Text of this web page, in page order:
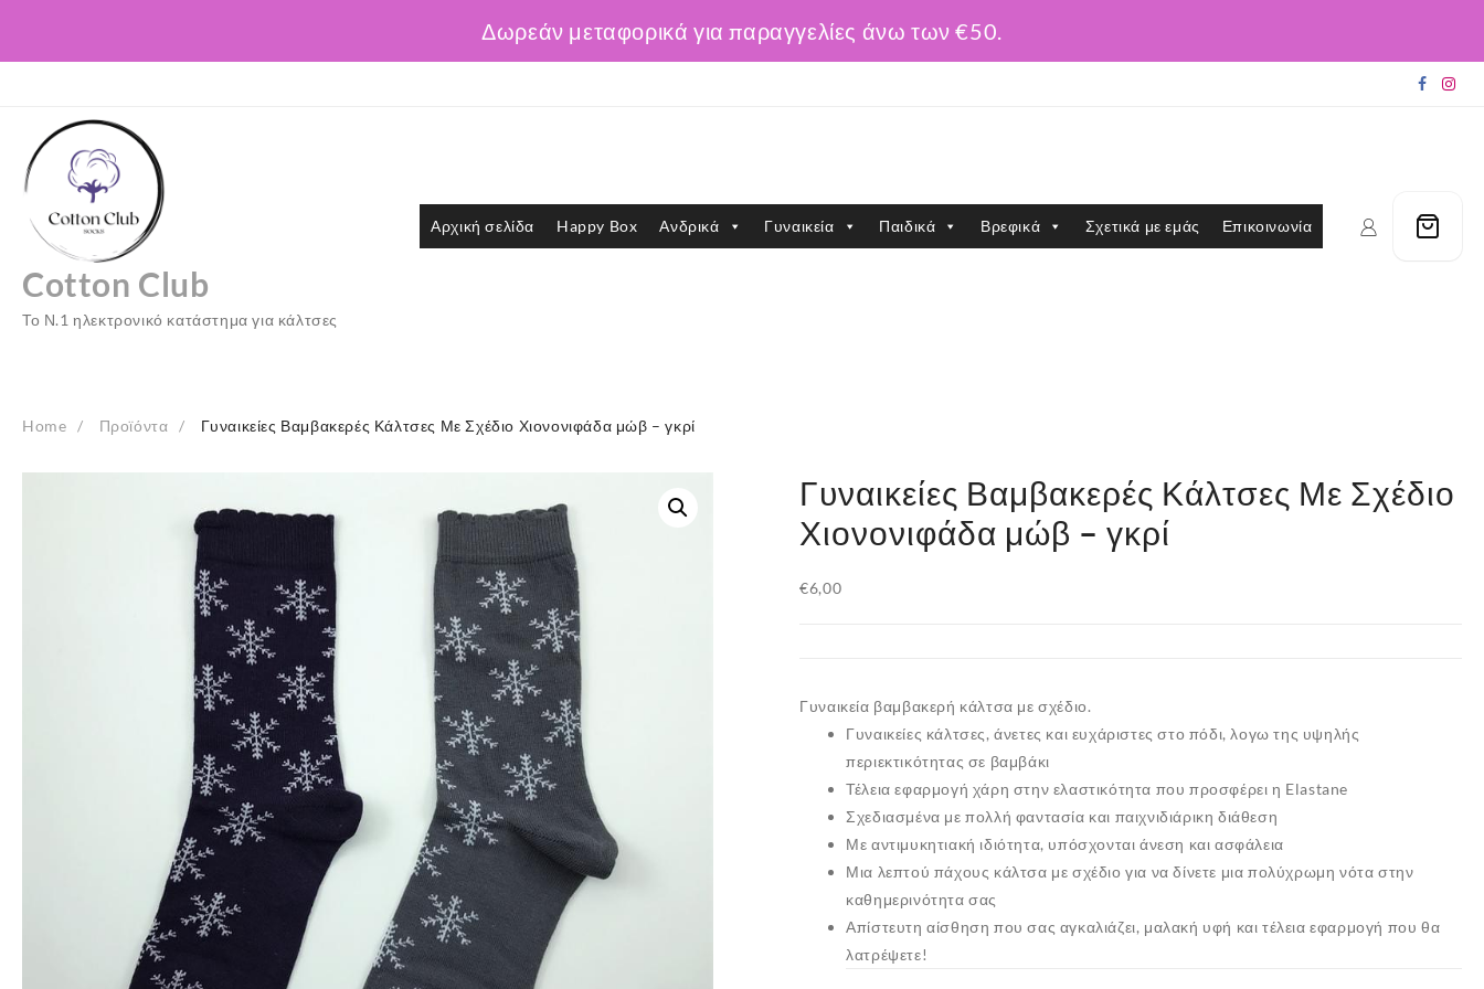
Δωρεάν μεταφορικά για παραγγελίες άνω των €50.
content
Cotton Club
Το Ν.1 ηλεκτρονικό κατάστημα για κάλτσες
Αρχική σελίδα Happy Box Ανδρικά Γυναικεία Παιδικά Βρεφικά Σχετικά με εμάς Επικοινωνία
Home Προϊόντα Γυναικείες Βαμβακερές Κάλτσες Με Σχέδιο Χιονονιφάδα μώβ – γκρί
Γυναικείες Βαμβακερές Κάλτσες Με Σχέδιο
Χιονονιφάδα μώβ – γκρί
€6,00
Γυναικεία βαμβακερή κάλτσα με σχέδιο.
Γυναικείες κάλτσες, άνετες και ευχάριστες στο πόδι, λογω της υψηλής
περιεκτικότητας σε βαμβάκι
Τέλεια εφαρμογή χάρη στην ελαστικότητα που προσφέρει η Elastane
Σχεδιασμένα με πολλή φαντασία και παιχνιδιάρικη διάθεση
Με αντιμυκητιακή ιδιότητα, υπόσχονται άνεση και ασφάλεια
Μια λεπτού πάχους κάλτσα με σχέδιο για να δίνετε μια πολύχρωμη νότα στην
καθημερινότητα σας
Απίστευτη αίσθηση που σας αγκαλιάζει, μαλακή υφή και τέλεια εφαρμογή που θα
λατρέψετε!